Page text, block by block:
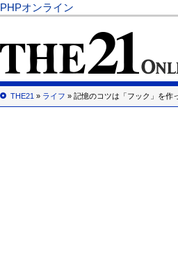
PHPオンライン
THE21 » ライフ » 記憶のコツは「フック」を作